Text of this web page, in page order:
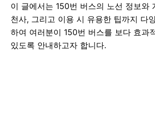
이 글에서는 150번 버스의 노선 정보와
천사, 그리고 이용 시 유용한 팁까지 다
하여 여러분이 150번 버스를 보다 효과
있도록 안내하고자 합니다.